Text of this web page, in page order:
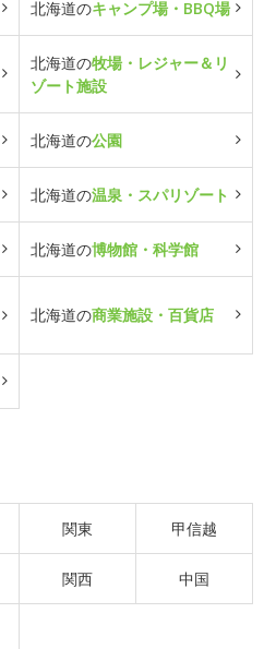
北海道のキャンプ場・BBQ場
北海道の牧場・レジャー＆リ
ゾート施設
北海道の公園
北海道の温泉・スパリゾート
北海道の博物館・科学館
北海道の商業施設・百貨店
関東 甲信越
関西 中国